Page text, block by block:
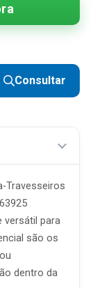
sem juros
sem juros
Consultar
Travesseiros
versátil para
são os
dentro da